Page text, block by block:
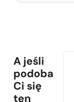
A jeśli
podoba
Ci się
ten